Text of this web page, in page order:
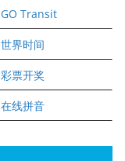
GO Transit
世界时间
彩票开奖
在线拼音